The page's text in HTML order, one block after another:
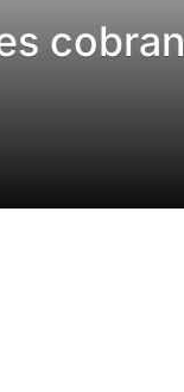
cobran